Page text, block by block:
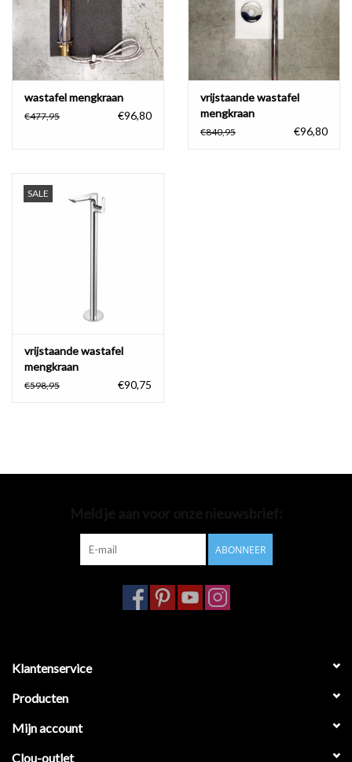
wastafel mengkraan
€477,95 €96,80
vrijstaande wastafel
mengkraan
€840,95 €96,80
SALE
vrijstaande wastafel
mengkraan
€598,95 €90,75
ABONNEER
Klantenservice
Producten
Mijn account
Clou-outlet